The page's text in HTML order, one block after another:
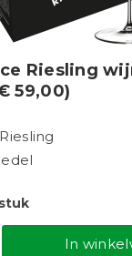
Riesling
59,00)
In